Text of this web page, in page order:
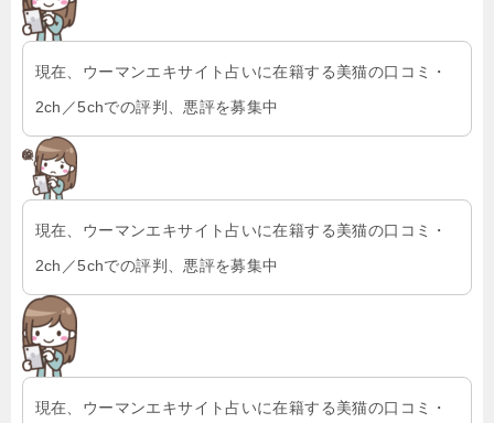
現在、ウーマンエキサイト占いに在籍する美猫の口コミ・
2ch／5chでの評判、悪評を募集中
現在、ウーマンエキサイト占いに在籍する美猫の口コミ・
2ch／5chでの評判、悪評を募集中
現在、ウーマンエキサイト占いに在籍する美猫の口コミ・